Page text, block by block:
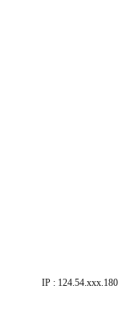
IP : 124.54.xxx.180